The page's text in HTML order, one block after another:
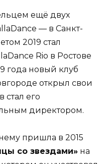
ещё двух
— в Санкт-
2019 стал
Rio в Ростове
года новый клуб
открыл свои
его
директором.
пришла в 2015
со звездами» на